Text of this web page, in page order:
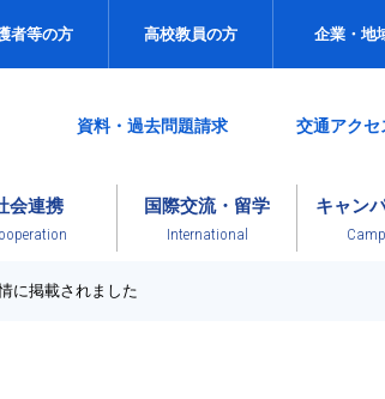
者等の方 高校教員の方 企業・地
資料・過去問題請求 交通アクセ
会連携 国際交流・留学
International
キャン
に掲載されました